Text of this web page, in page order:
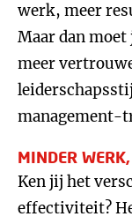
werk, meer
Maar dan
meer
management-
MINDER
Ken jij het
effectiviteit?